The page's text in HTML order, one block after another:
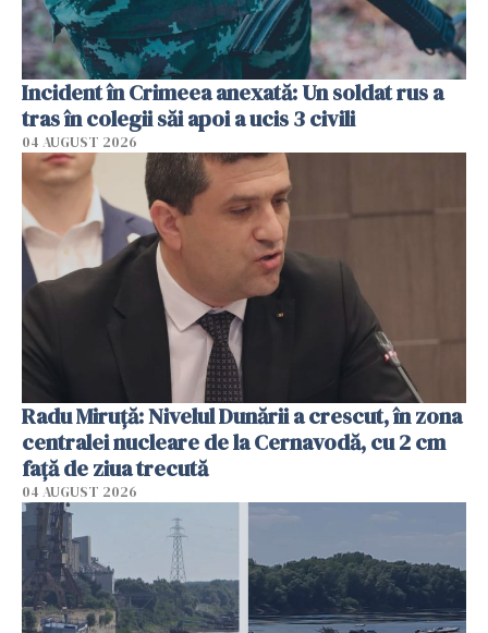
Incident în Crimeea anexată: Un soldat rus a
tras în colegii săi apoi a ucis 3 civili
04 AUGUST 2026
Radu Miruţă: Nivelul Dunării a crescut, în zona
centralei nucleare de la Cernavodă, cu 2 cm
faţă de ziua trecută
04 AUGUST 2026